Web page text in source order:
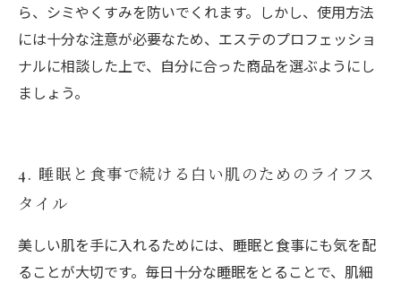
ら、シミやくすみを防いでくれます。しかし、使用方法
には十分な注意が必要なため、エステのプロフェッショ
ナルに相談した上で、自分に合った商品を選ぶようにし
ましょう。
4. 睡眠と食事で続ける白い肌のためのライフス
タイル
美しい肌を手に入れるためには、睡眠と食事にも気を配
ることが大切です。毎日十分な睡眠をとることで、肌細